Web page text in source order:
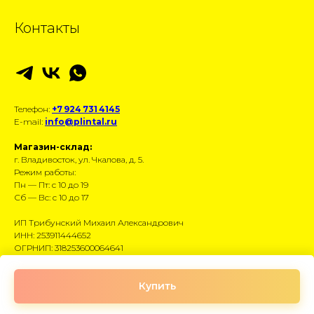
Купить
Контакты
Телефон: +7 924 731 4145
E-mail: info@plintal.ru
Магазин-склад:
г. Владивосток, ул. Чкалова, д. 5.
Режим работы:
Пн — Пт: с 10 до 19
Сб — Вс: с 10 до 17
ИП Трибунский Михаил Александрович
ИНН: 253911444652
ОГРНИП: 318253600064641
Размещённые данные носят информационный
характер и не являются публичной офертой.